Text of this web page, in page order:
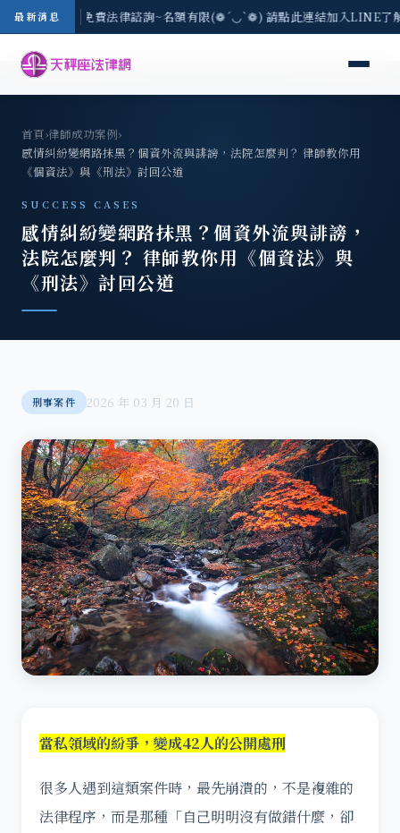
最新消息
8/3(一) 現場免費法律諮詢~名額有限(❁´◡`❁) 請點此連結加入LINE了
首頁›律師成功案例›
感情糾紛變網路抹黑？個資外流與誹謗，法院怎麼判？ 律師教你用
《個資法》與《刑法》討回公道
SUCCESS CASES
感情糾紛變網路抹黑？個資外流與誹謗，
法院怎麼判？ 律師教你用《個資法》與
《刑法》討回公道
刑事案件 2026 年 03 月 20 日
當私領域的紛爭，變成42人的公開處刑
很多人遇到這類案件時，最先崩潰的，不是複雜的
法律程序，而是那種「自己明明沒有做錯什麼，卻